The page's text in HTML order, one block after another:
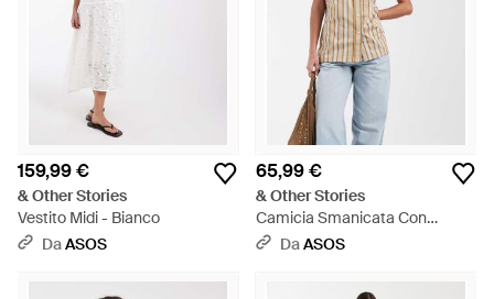
159,99 €
& Other Stories
Vestito Midi - Bianco
DaASOS
65,99 €
& Other Stories
Camicia Smanicata Con
Bottoni E Colletto - Blu
DaASOS